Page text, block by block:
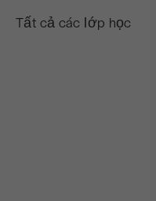
Tất cả các lớp học